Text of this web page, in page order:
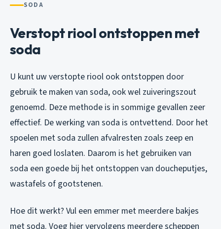
SODA
Verstopt riool ontstoppen met
soda
U kunt uw verstopte riool ook ontstoppen door
gebruik te maken van soda, ook wel zuiveringszout
genoemd. Deze methode is in sommige gevallen zeer
effectief. De werking van soda is ontvettend. Door het
spoelen met soda zullen afvalresten zoals zeep en
haren goed loslaten. Daarom is het gebruiken van
soda een goede bij het ontstoppen van doucheputjes,
wastafels of gootstenen.
Hoe dit werkt? Vul een emmer met meerdere bakjes
met soda. Voeg hier vervolgens meerdere scheppen